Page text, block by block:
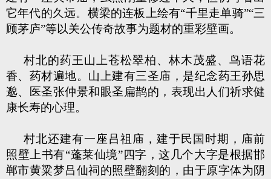
它年代的久远。横梁的连板上绘有“千里走单骑”“三
顾茅庐”等以关公传奇故事为题材的重彩壁画。
村北的药王山上苍松翠柏、林木茂盛、鸟语花
香、药材遍地。山上建有三圣庙，是纪念药王孙思
邈、医圣张仲景和眼圣扁鹊的，表现出人们祈求健
康长寿的心理。
村北还建有一座吕祖庙，建于民国时期，庙前
照壁上书有“蓬莱仙境”四字，这几个大字是根据邯
郸市黄粱梦吕仙祠的照壁翻刻的，由于原字体为阴